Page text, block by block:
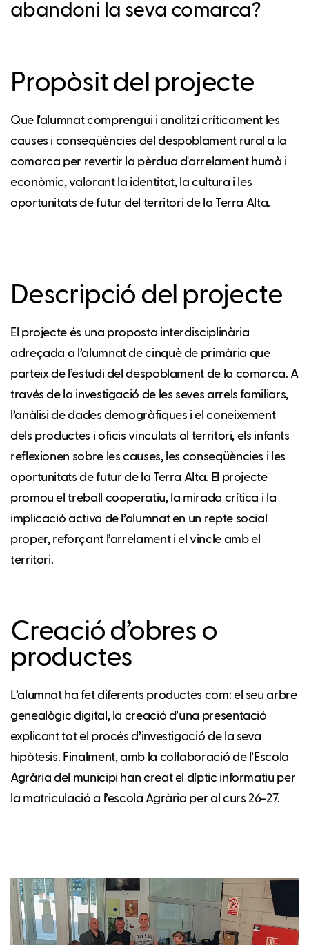
abandoni la seva comarca?
Propòsit del projecte
Que l'alumnat comprengui i analitzi críticament les
causes i conseqüències del despoblament rural a la
comarca per revertir la pèrdua d'arrelament humà i
econòmic, valorant la identitat, la cultura i les
oportunitats de futur del territori de la Terra Alta.
Descripció del projecte
El projecte és una proposta interdisciplinària
adreçada a l’alumnat de cinquè de primària que
parteix de l’estudi del despoblament de la comarca. A
través de la investigació de les seves arrels familiars,
l’anàlisi de dades demogràfiques i el coneixement
dels productes i oficis vinculats al territori, els infants
reflexionen sobre les causes, les conseqüències i les
oportunitats de futur de la Terra Alta. El projecte
promou el treball cooperatiu, la mirada crítica i la
implicació activa de l’alumnat en un repte social
proper, reforçant l’arrelament i el vincle amb el
territori.
Creació d’obres o
productes
L’alumnat ha fet diferents productes com: el seu arbre
genealògic digital, la creació d’una presentació
explicant tot el procés d’investigació de la seva
hipòtesis. Finalment, amb la col·laboració de l’Escola
Agrària del municipi han creat el díptic informatiu per
la matriculació a l’escola Agrària per al curs 26-27.